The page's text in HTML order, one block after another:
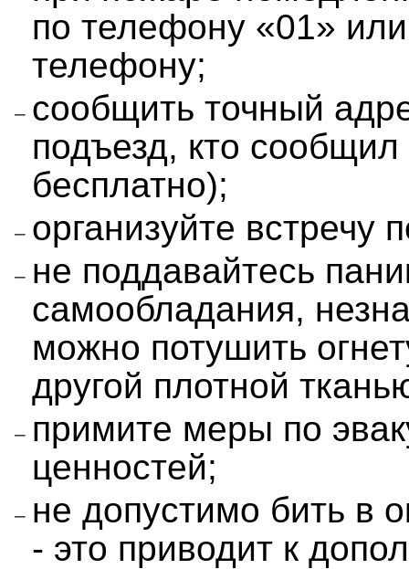
по телефону «01»
телефону;
сообщить точный
подъезд, кто
бесплатно);
организуйте встречу
не поддавайтесь
самообладания,
можно потушить
другой плотной
примите меры по
ценностей;
не допустимо бить в
- это приводит к